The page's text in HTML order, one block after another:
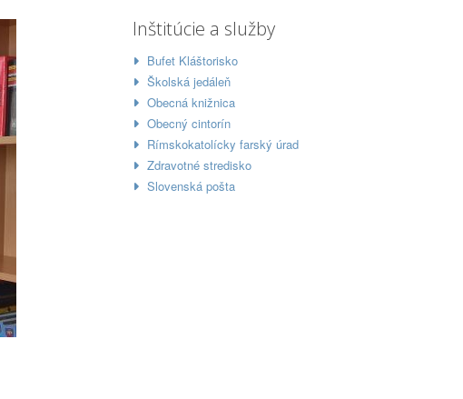
Inštitúcie a služby
Bufet Kláštorisko
Školská jedáleň
Obecná knižnica
Obecný cintorín
Rímskokatolícky farský úrad
Zdravotné stredisko
Slovenská pošta